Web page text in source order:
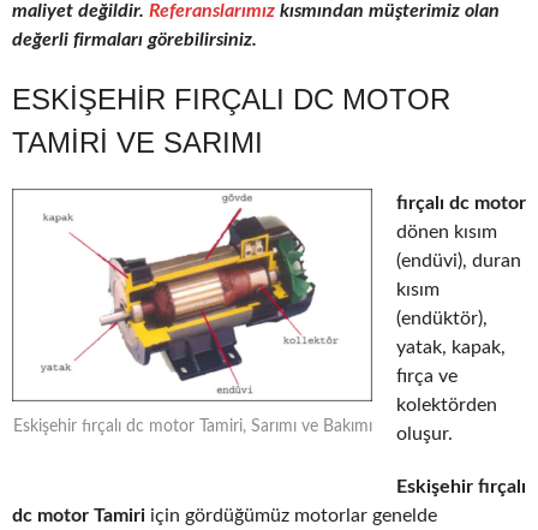
maliyet değildir. Referanslarımız kısmından müşterimiz olan
değerli firmaları görebilirsiniz.
ESKIŞEHIR FIRÇALI DC MOTOR
TAMIRI VE SARIMI
Eskişehir fırçalı dc motor Tamiri, Sarımı ve Bakımı
fırçalı dc motor
dönen kısım
(endüvi), duran
kısım
(endüktör),
yatak, kapak,
fırça ve
kolektörden
oluşur.
Eskişehir fırçalı
dc motor Tamiri için gördüğümüz motorlar genelde